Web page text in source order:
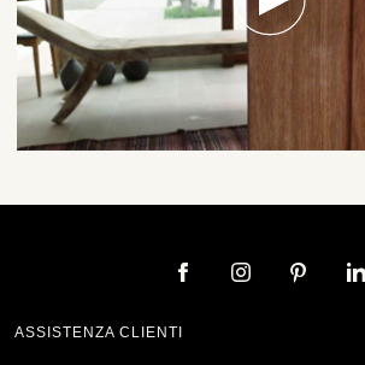
ASSISTENZA CLIENTI